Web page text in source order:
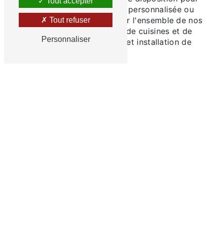
obtenir un devis, une étude personnalisée ou
pour tout renseignement sur l'ensemble de nos
prestations (aménagement de cuisines et de
salles de bains, fabrication et installation de
Tout refuser
Personnaliser